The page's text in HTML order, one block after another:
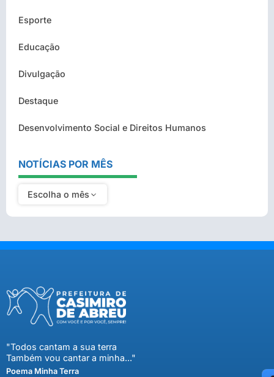
Esporte
Educação
Divulgação
Destaque
Desenvolvimento Social e Direitos Humanos
NOTÍCIAS POR MÊS
Escolha o mês
"Todos cantam a sua terra
Também vou cantar a minha..."
Poema Minha Terra